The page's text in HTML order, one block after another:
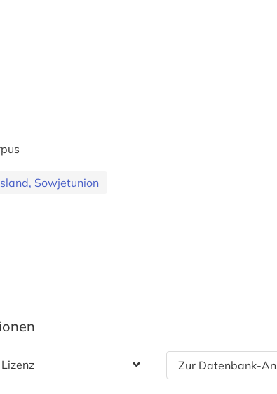
Sowjetunion
Zur Datenbank-